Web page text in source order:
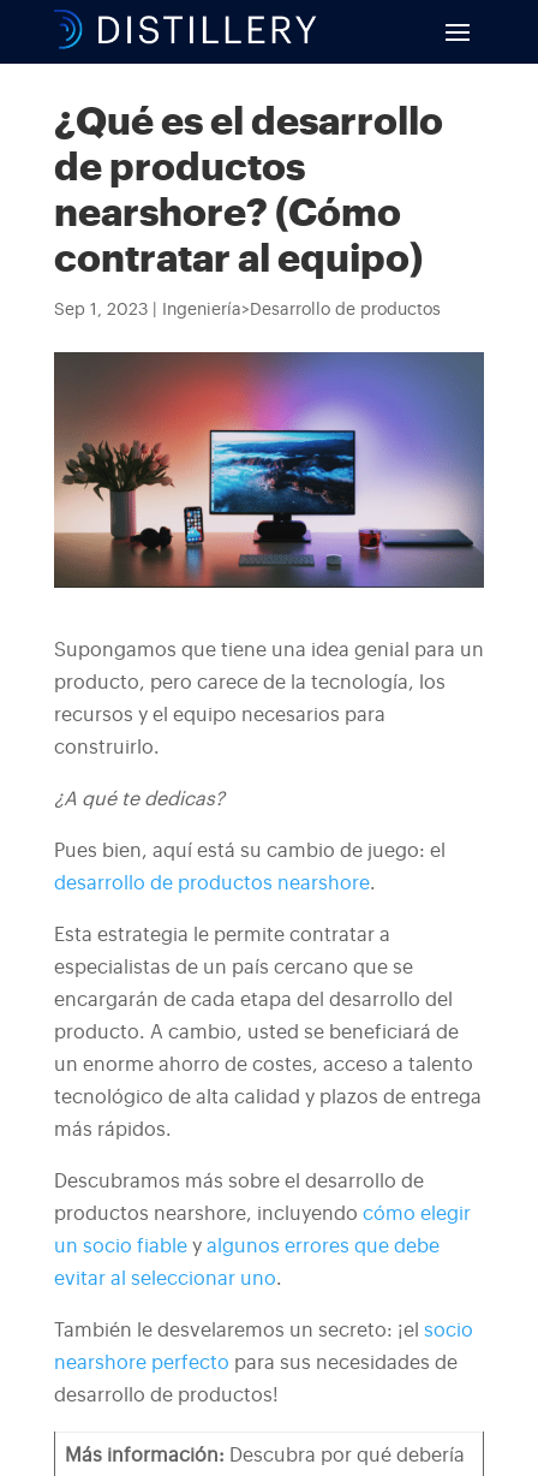
¿Qué es el desarrollo
de productos
nearshore? (Cómo
contratar al equipo)
Sep 1, 2023| Ingeniería>Desarrollo de productos
Supongamos que tiene una idea genial para un
producto, pero carece de la tecnología, los
recursos y el equipo necesarios para
construirlo.
¿A qué te dedicas?
Pues bien, aquí está su cambio de juego: el
desarrollo de productos nearshore.
Esta estrategia le permite contratar a
especialistas de un país cercano que se
encargarán de cada etapa del desarrollo del
producto. A cambio, usted se beneficiará de
un enorme ahorro de costes, acceso a talento
tecnológico de alta calidad y plazos de entrega
más rápidos.
Descubramos más sobre el desarrollo de
productos nearshore, incluyendo cómo elegir
un socio fiabley algunos errores que debe
evitar al seleccionar uno.
También le desvelaremos un secreto: ¡el socio
nearshore perfecto para sus necesidades de
desarrollo de productos!
Más información: Descubra por qué debería